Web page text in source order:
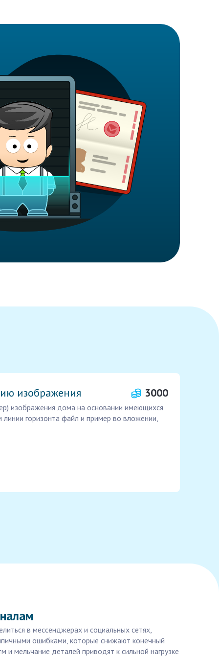
изображения 3000
изображения дома на основании имеющихся
горизонта файл и пример во вложении,
в мессенджерах и социальных сетях,
ошибками, которые снижают конечный
мельчание деталей приводят к сильной нагрузке